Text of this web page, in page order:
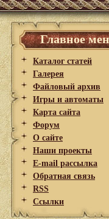
Главное
Каталог статей
Галерея
Файловый архив
Игры и автоматы
Карта сайта
Форум
О сайте
Наши проекты
E-mail рассылка
Обратная связь
RSS
Ссылки